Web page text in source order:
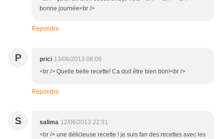
bonne journée<br />
Répondre
P prici 13/06/2013 08:08
<br /> Quelle belle recette! Ca doit être bien bon!<br />
Répondre
S salima 12/06/2013 22:31
<br /> une délicieuse recette ! je suis fan des recettes avec les